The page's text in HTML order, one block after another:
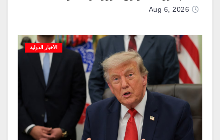
Aug 6, 2026
الأخبار الدولية